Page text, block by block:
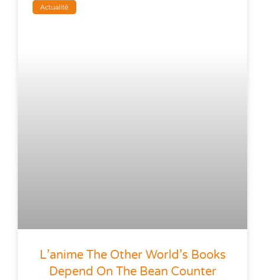
Actualité
L’anime The Other World’s Books
Depend On The Bean Counter